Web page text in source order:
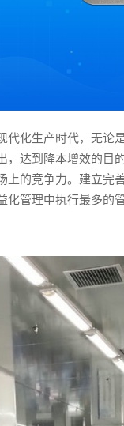
代化生产时代，无论
达到降本增效的目
的竞争力。建立完
化管理中执行最多的